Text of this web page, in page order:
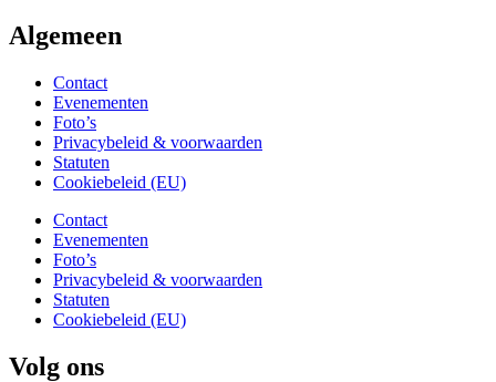
Algemeen
Contact
Evenementen
Foto’s
Privacybeleid & voorwaarden
Statuten
Cookiebeleid (EU)
Contact
Evenementen
Foto’s
Privacybeleid & voorwaarden
Statuten
Cookiebeleid (EU)
Volg ons